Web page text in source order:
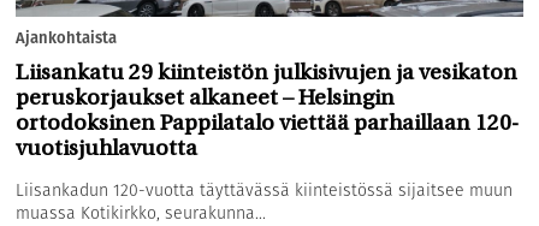
Ajankohtaista
Liisankatu 29 kiinteistön julkisivujen ja vesikaton
peruskorjaukset alkaneet – Helsingin
ortodoksinen Pappilatalo viettää parhaillaan 120-
vuotisjuhlavuotta
Liisankadun 120-vuotta täyttävässä kiinteistössä sijaitsee muun
muassa Kotikirkko, seurakunna...